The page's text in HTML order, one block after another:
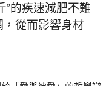
”的疾速減肥不難
從而影響身材